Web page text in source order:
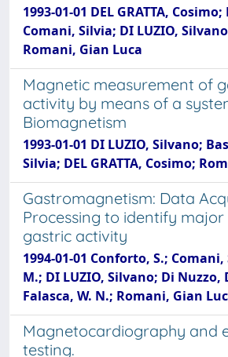
1993-01-01 DEL GRATTA,
Comani, Silvia; DI LUZIO,
Romani, Gian Luca
Magnetic measurement of
activity by means of a
Biomagnetism
1993-01-01 DI LUZIO, Silvano;
Silvia; DEL GRATTA, Cosimo;
Gastromagnetism: Data
Processing to identify
gastric activity
1994-01-01 Conforto, S.;
M.; DI LUZIO, Silvano; Di Nuzzo,
Falasca, W. N.; Romani, Gian
Magnetocardiography and
testing.